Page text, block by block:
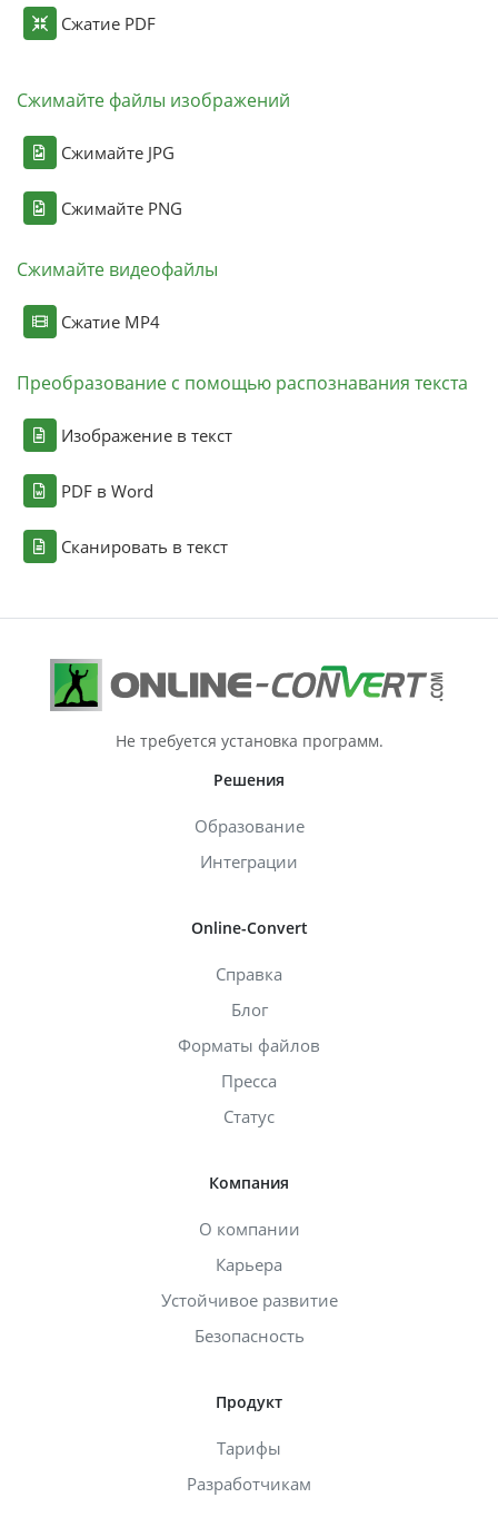
Сжатие PDF
Сжимайте файлы изображений
Сжимайте JPG
Сжимайте PNG
Сжимайте видеофайлы
Сжатие MP4
Преобразование с помощью распознавания текста
Изображение в текст
PDF в Word
Сканировать в текст
Не требуется установка программ.
Решения
Образование
Интеграции
Online-Convert
Справка
Блог
Форматы файлов
Пресса
Статус
Компания
О компании
Карьера
Устойчивое развитие
Безопасность
Продукт
Тарифы
Разработчикам